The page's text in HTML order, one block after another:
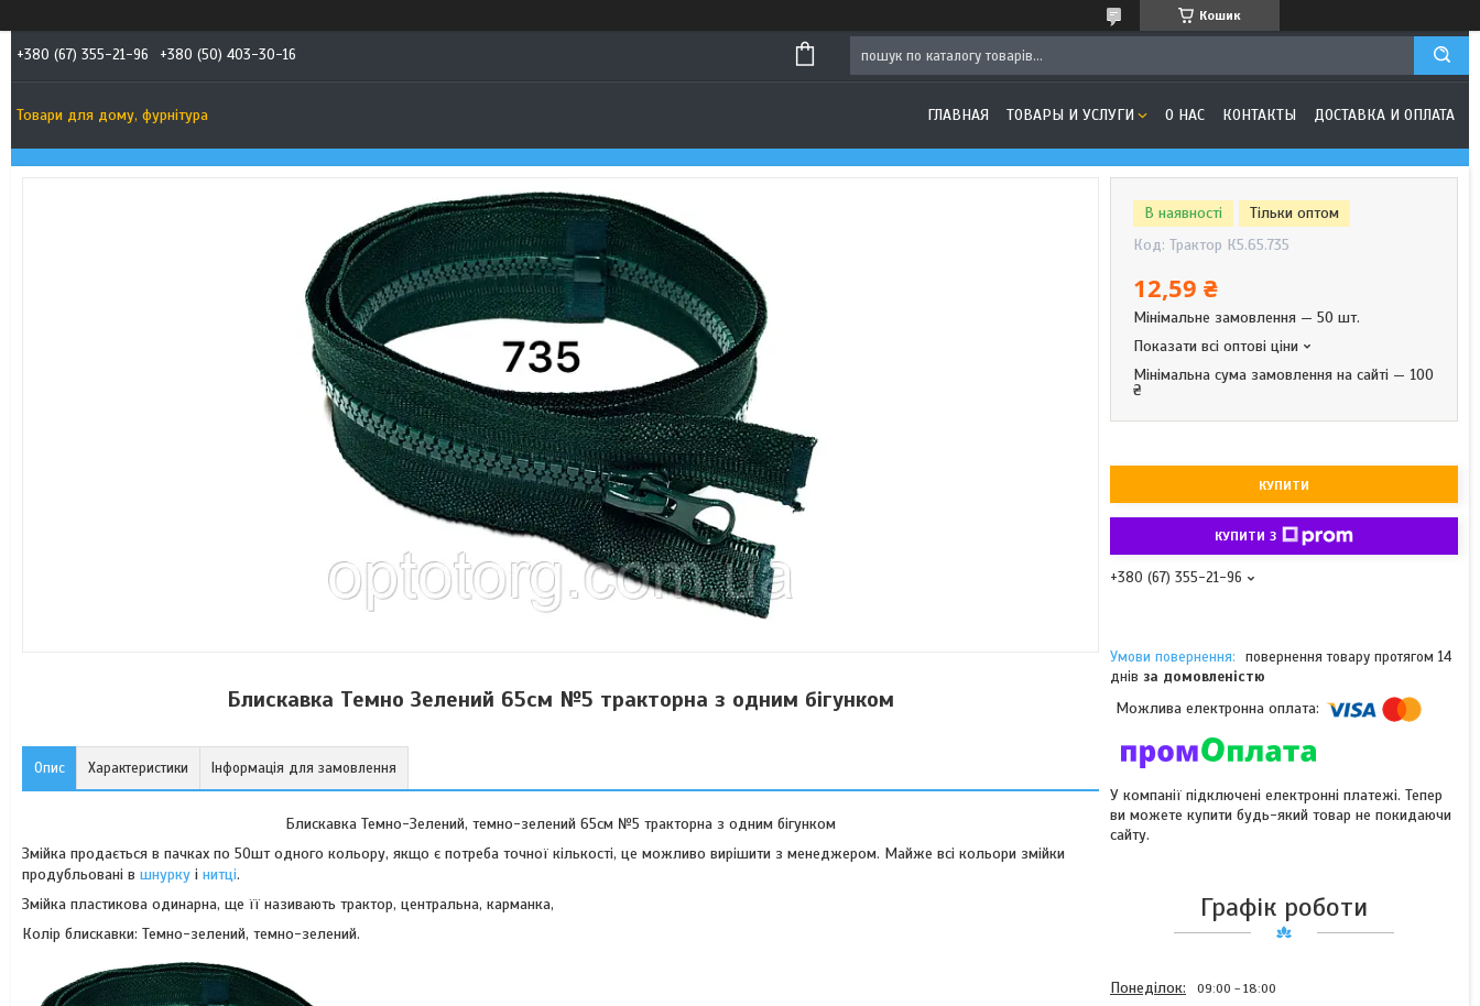
Кошик
+380 (67) 355-21-96 +380 (50) 403-30-16
Товари для дому, фурнітура ГЛАВНАЯ ТОВАРЫ И УСЛУГИ О НАС КОНТАКТЫ ДОСТАВКА И ОПЛАТА
Блискавка Темно Зелений 65см №5 тракторна з одним бігунком
Опис Характеристики Інформація для замовлення
Блискавка Темно-Зелений, темно-зелений 65см №5 тракторна з одним бігунком
Змійка продається в пачках по 50шт одного кольору, якщо є потреба точної кількості, це можливо вирішити з менеджером. Майже всі кольори змійки
продубльовані в шнурку і нитці.
Змійка пластикова одинарна, ще її називають трактор, центральна, карманка,
Колір блискавки: Темно-зелений, темно-зелений.
В наявності
Тільки оптом
Код: Трактор К5.65.735
12,59 ₴
Мінімальне замовлення — 50 шт.
Показати всі оптові ціни
Мінімальна сума замовлення на сайті — 100
₴
КУПИТИ
КУПИТИ З
+380 (67) 355-21-96
повернення товару протягом 14
днів за домовленістю
У компанії підключені електронні платежі. Тепер
ви можете купити будь-який товар не покидаючи
сайту.
Графік роботи
Понеділок 09:00 18:00